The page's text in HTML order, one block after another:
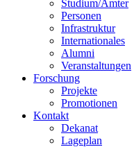
Studium/Ämter
Personen
Infrastruktur
Internationales
Alumni
Veranstaltungen
Forschung
Projekte
Promotionen
Kontakt
Dekanat
Lageplan